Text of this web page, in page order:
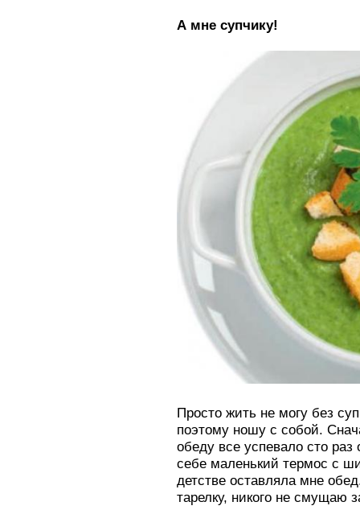
А мне супчику!
Просто жить не могу без
поэтому ношу с собой.
обеду все успевало сто
себе маленький термос с
детстве оставляла мне
тарелку, никого не смущаю